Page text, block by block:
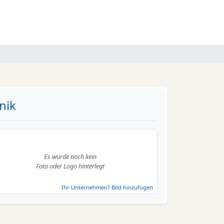
Es wurde noch kein
Foto oder Logo hinterlegt
Ihr Unternehmen? Bild hinzufügen